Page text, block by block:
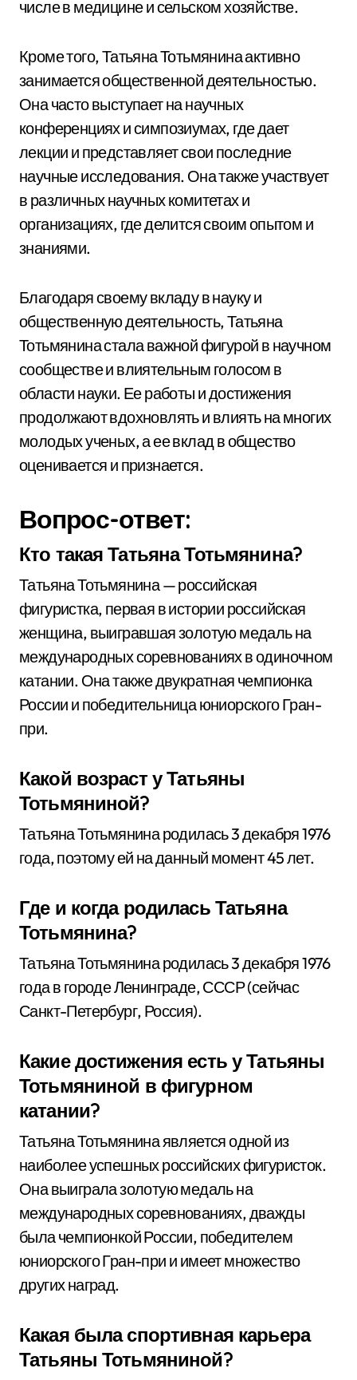
числе в медицине и сельском хозяйстве.
Кроме того, Татьяна Тотьмянина активно
занимается общественной деятельностью.
Она часто выступает на научных
конференциях и симпозиумах, где дает
лекции и представляет свои последние
научные исследования. Она также участвует
в различных научных комитетах и
организациях, где делится своим опытом и
знаниями.
Благодаря своему вкладу в науку и
общественную деятельность, Татьяна
Тотьмянина стала важной фигурой в научном
сообществе и влиятельным голосом в
области науки. Ее работы и достижения
продолжают вдохновлять и влиять на многих
молодых ученых, а ее вклад в общество
оценивается и признается.
Вопрос-ответ:
Кто такая Татьяна Тотьмянина?
Татьяна Тотьмянина — российская
фигуристка, первая в истории российская
женщина, выигравшая золотую медаль на
международных соревнованиях в одиночном
катании. Она также двукратная чемпионка
России и победительница юниорского Гран-
при.
Какой возраст у Татьяны
Тотьмяниной?
Татьяна Тотьмянина родилась 3 декабря 1976
года, поэтому ей на данный момент 45 лет.
Где и когда родилась Татьяна
Тотьмянина?
Татьяна Тотьмянина родилась 3 декабря 1976
года в городе Ленинграде, СССР (сейчас
Санкт-Петербург, Россия).
Какие достижения есть у Татьяны
Тотьмяниной в фигурном
катании?
Татьяна Тотьмянина является одной из
наиболее успешных российских фигуристок.
Она выиграла золотую медаль на
международных соревнованиях, дважды
была чемпионкой России, победителем
юниорского Гран-при и имеет множество
других наград.
Какая была спортивная карьера
Татьяны Тотьмяниной?